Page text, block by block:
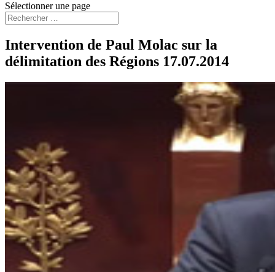
Sélectionner une page
Intervention de Paul Molac sur la
délimitation des Régions 17.07.2014